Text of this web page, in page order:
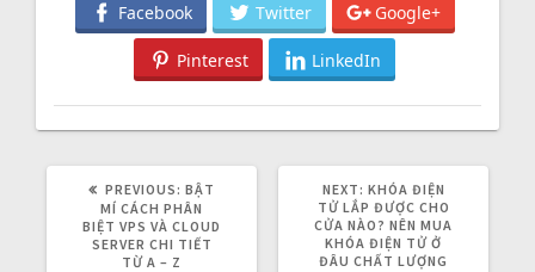
Facebook Twitter Google+
Pinterest LinkedIn
PREVIOUS: P
R
E
V
BẬT
MÍ CÁCH PHÂN
BIỆT VPS VÀ CLOUD
SERVER CHI TIẾT
TỪ A – Z
NEXT: N
E
X
T
P
KHÓA ĐIỆN
TỬ LẮP ĐƯỢC CHO
CỬA NÀO? NÊN MUA
KHÓA ĐIỆN TỬ Ở
ĐÂU CHẤT LƯỢNG